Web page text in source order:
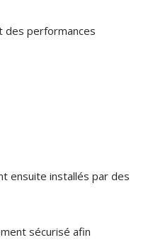
des performances
ensuite installés par des
sécurisé afin